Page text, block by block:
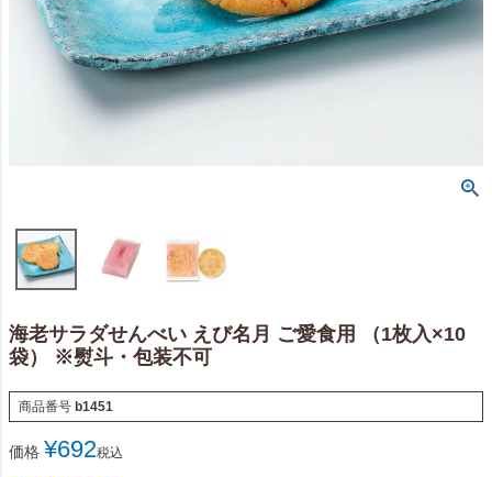
海老サラダせんべい えび名月 ご愛食用 （1枚入×10
袋） ※熨斗・包装不可
商品番号 b1451
価格 ¥692税込